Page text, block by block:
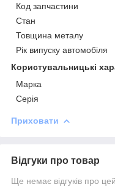
Код запчастини
Стан
Товщина металу
Рік випуску автомобіля
Користувальницькі
Марка
Серія
Приховати
Відгуки про товар
Ще немає відгуків про